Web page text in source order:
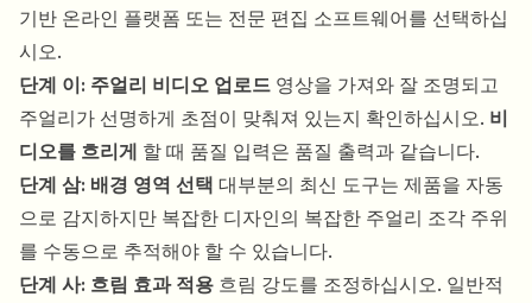
기반 온라인 플랫폼 또는 전문 편집 소프트웨어를 선택하십
시오.
단계 이: 주얼리 비디오 업로드 영상을 가져와 잘 조명되고
주얼리가 선명하게 초점이 맞춰져 있는지 확인하십시오. 비
디오를 흐리게 할 때 품질 입력은 품질 출력과 같습니다.
단계 삼: 배경 영역 선택 대부분의 최신 도구는 제품을 자동
으로 감지하지만 복잡한 디자인의 복잡한 주얼리 조각 주위
를 수동으로 추적해야 할 수 있습니다.
단계 사: 흐림 효과 적용 흐림 강도를 조정하십시오. 일반적